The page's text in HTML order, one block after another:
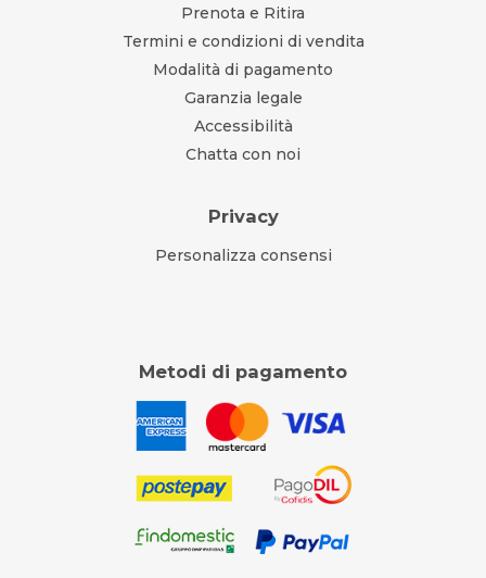
Prenota e Ritira
Termini e condizioni di vendita
Modalità di pagamento
Garanzia legale
Accessibilità
Chatta con noi
Privacy
Personalizza consensi
Metodi di pagamento